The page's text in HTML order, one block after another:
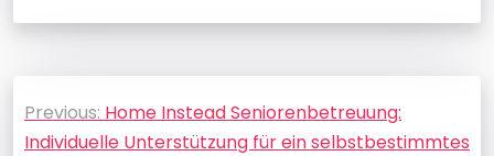
Beitragsnavigation
Previous: Home Instead Seniorenbetreuung:
Individuelle Unterstützung für ein selbstbestimmtes